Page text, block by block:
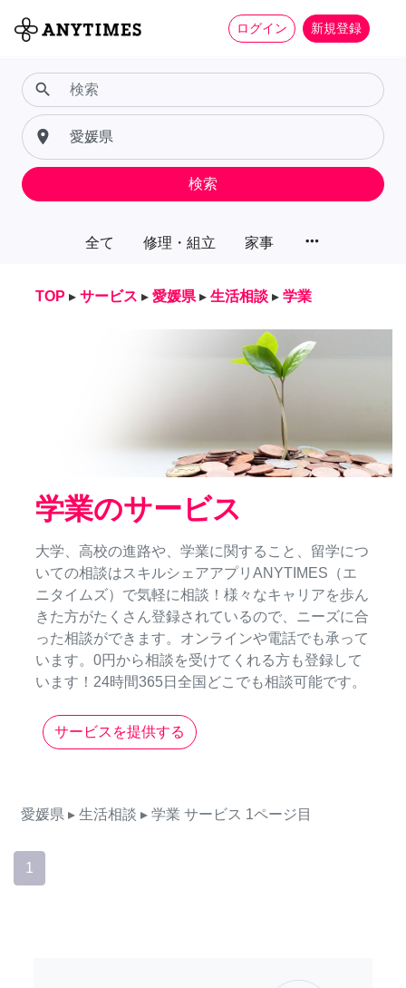
ログイン 新規登録
全て 修理・組立 家事 more_horiz
search
place
検索
TOP ▸ サービス ▸ 愛媛県 ▸ 生活相談 ▸ 学業
学業のサービス
大学、高校の進路や、学業に関すること、留学につ
いての相談はスキルシェアアプリANYTIMES（エ
ニタイムズ）で気軽に相談！様々なキャリアを歩ん
きた方がたくさん登録されているので、ニーズに合
った相談ができます。オンラインや電話でも承って
います。0円から相談を受けてくれる方も登録して
います！24時間365日全国どこでも相談可能です。
サービスを提供する
愛媛県 ▸ 生活相談 ▸ 学業 サービス 1ページ目
1